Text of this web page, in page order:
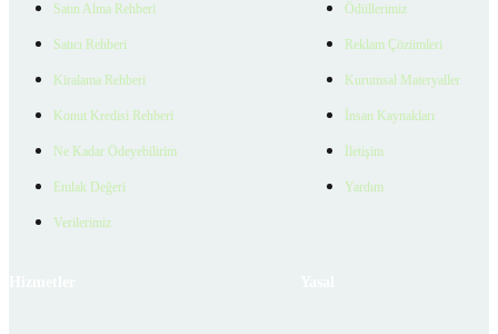
Satın Alma Rehberi
Satıcı Rehberi
Kiralama Rehberi
Konut Kredisi Rehberi
Ne Kadar Ödeyebilirim
Emlak Değeri
Verilerimiz
Ödüllerimiz
Reklam Çözümleri
Kurumsal Materyaller
İnsan Kaynakları
İletişim
Yardım